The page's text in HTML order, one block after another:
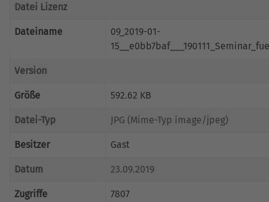
Datei Lizenz
Dateiname
09_2019-01-
Version
Größe 592.62 KB
Datei-Typ JPG (Mime-Typ image/jpeg)
Besitzer Gast
Datum 23.09.2019
Zugriffe 7807